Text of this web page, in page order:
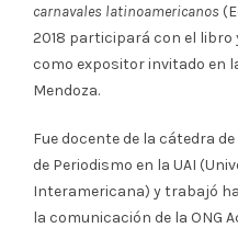
carnavales latinoamericanos
2018 participará con el libro
como expositor invitado en
Mendoza.
Fue docente de la cátedra
de Periodismo en la UAI
Interamericana) y trabajó
la comunicación de la ONG